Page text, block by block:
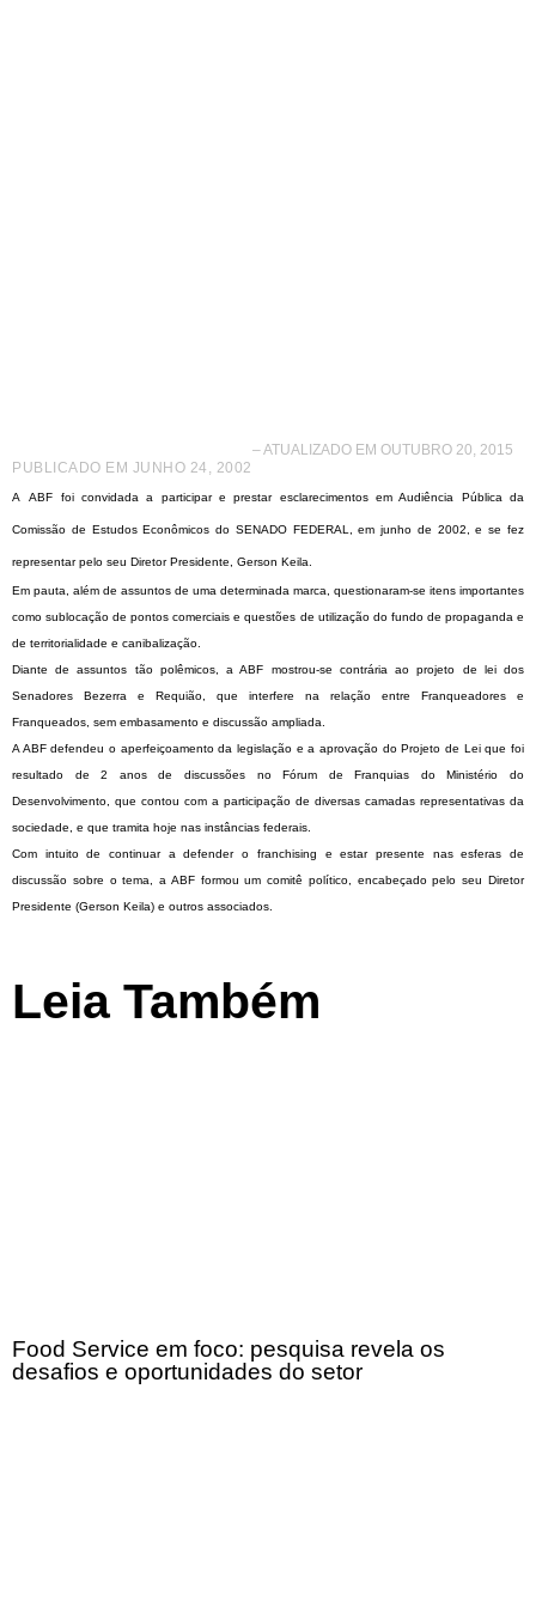
PUBLICADO EM JUNHO 24, 2002
– ATUALIZADO EM OUTUBRO 20, 2015
A ABF foi convidada a participar e prestar esclarecimentos em Audiência Pública da
Comissão de Estudos Econômicos do SENADO FEDERAL, em junho de 2002, e se fez
representar pelo seu Diretor Presidente, Gerson Keila.
Em pauta, além de assuntos de uma determinada marca, questionaram-se itens importantes
como sublocação de pontos comerciais e questões de utilização do fundo de propaganda e
de territorialidade e canibalização.
Diante de assuntos tão polêmicos, a ABF mostrou-se contrária ao projeto de lei dos
Senadores Bezerra e Requião, que interfere na relação entre Franqueadores e
Franqueados, sem embasamento e discussão ampliada.
A ABF defendeu o aperfeiçoamento da legislação e a aprovação do Projeto de Lei que foi
resultado de 2 anos de discussões no Fórum de Franquias do Ministério do
Desenvolvimento, que contou com a participação de diversas camadas representativas da
sociedade, e que tramita hoje nas instâncias federais.
Com intuito de continuar a defender o franchising e estar presente nas esferas de
discussão sobre o tema, a ABF formou um comitê político, encabeçado pelo seu Diretor
Presidente (Gerson Keila) e outros associados.
Leia Também
Food Service em foco: pesquisa revela os
desafios e oportunidades do setor